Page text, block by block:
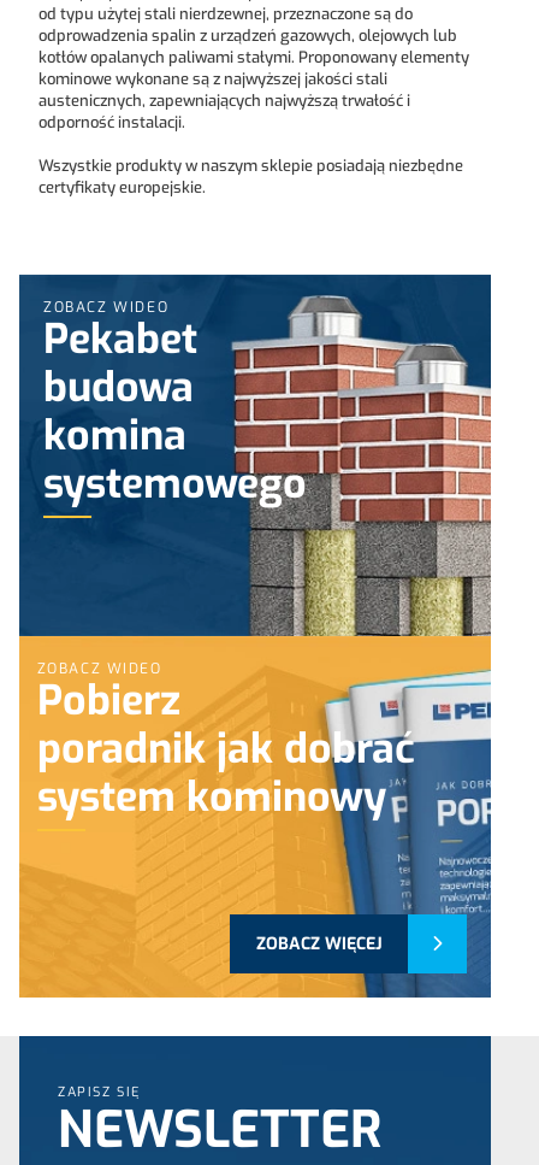
od typu użytej stali nierdzewnej, przeznaczone są do
odprowadzenia spalin z urządzeń gazowych, olejowych lub
kotłów opalanych paliwami stałymi. Proponowany elementy
kominowe wykonane są z najwyższej jakości stali
austenicznych, zapewniających najwyższą trwałość i
odporność instalacji.
Wszystkie produkty w naszym sklepie posiadają niezbędne
certyfikaty europejskie.
ZOBACZ WIDEO
Pekabet
budowa
komina
systemowego
ZOBACZ WIDEO
Pobierz
poradnik jak dobrać
system kominowy
ZOBACZ WIĘCEJ
ZAPISZ SIĘ
NEWSLETTER